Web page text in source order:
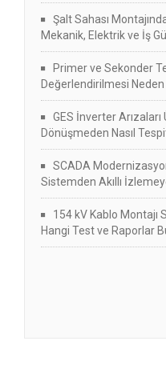
Şalt Sahası
Mekanik, Elektrik ve İş
Primer ve Sekonder
Değerlendirilmesi
GES İnverter Arızaları
Dönüşmeden Nasıl
SCADA
Sistemden Akıllı
154 kV Kablo Montajı
Hangi Test ve Raporlar